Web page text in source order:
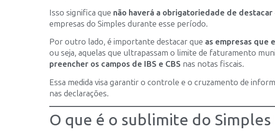
Isso significa que não haverá a obrigatoriedade de destacar
empresas do Simples durante esse período.
Por outro lado, é importante destacar que as empresas que
ou seja, aquelas que ultrapassam o limite de faturamento
preencher os campos de IBS e CBS nas notas fiscais.
Essa medida visa garantir o controle e o cruzamento de
nas declarações.
O que é o sublimite do Simples